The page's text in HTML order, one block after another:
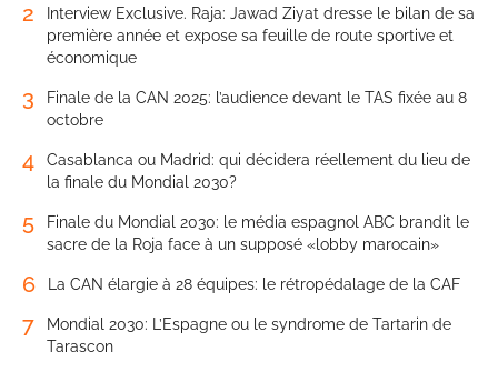
2
Interview Exclusive. Raja: Jawad Ziyat dresse le bilan de sa
première année et expose sa feuille de route sportive et
économique
3
Finale de la CAN 2025: l’audience devant le TAS fixée au 8
octobre
4
Casablanca ou Madrid: qui décidera réellement du lieu de
la finale du Mondial 2030?
5
Finale du Mondial 2030: le média espagnol ABC brandit le
sacre de la Roja face à un supposé «lobby marocain»
6 La CAN élargie à 28 équipes: le rétropédalage de la CAF
7
Mondial 2030: L’Espagne ou le syndrome de Tartarin de
Tarascon